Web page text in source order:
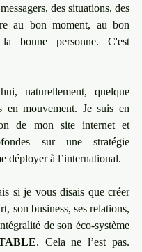
des situations, des
au bon moment, au bon
bonne personne. C'est
naturellement, quelque
en mouvement. Je suis en
de mon site internet et
sur une stratégie
déployer à l’international.
si je vous disais que créer
son business, ses relations,
de son éco-système
. Cela ne l’est pas.